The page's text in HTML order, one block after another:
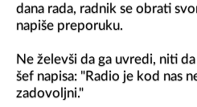
dana rada, radnik se obrati
napiše preporuku.
Ne želevši da ga uvredi, niti
šef napisa: "Radio je kod nas
zadovoljni."